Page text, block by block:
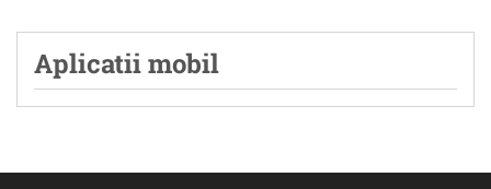
Aplicatii mobil